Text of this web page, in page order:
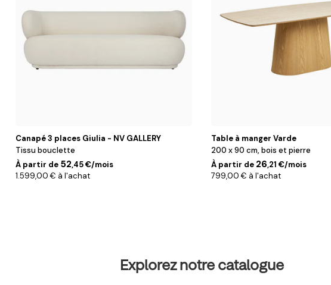
Canapé 3 places Giulia - NV GALLERY
Tissu bouclette
À partir de 52,45 €/mois
1.599,00 € à l'achat
Table à manger Varde
200 x 90 cm, bois et pierre
À partir de 26,21 €/mois
799,00 € à l'achat
Explorez notre catalogue